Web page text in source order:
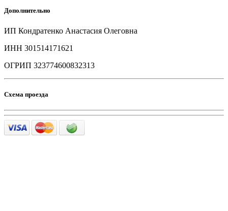
Дополнительно
ИП Кондратенко Анастасия Олеговна
ИНН 301514171621
ОГРИП 323774600832313
Схема проезда